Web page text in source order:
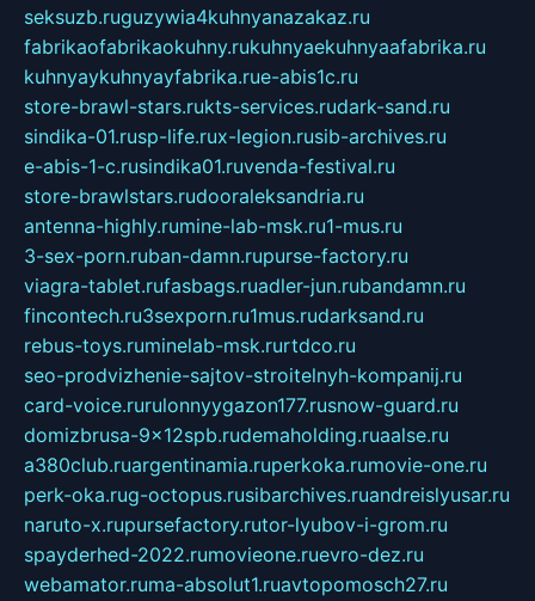
seksuzb.ruguzywia4kuhnyanazakaz.ru
fabrikaofabrikaokuhny.rukuhnyaekuhnyaafabrika.ru
kuhnyaykuhnyayfabrika.rue-abis1c.ru
store-brawl-stars.rukts-services.rudark-sand.ru
sindika-01.rusp-life.rux-legion.rusib-archives.ru
e-abis-1-c.rusindika01.ruvenda-festival.ru
store-brawlstars.rudooraleksandria.ru
antenna-highly.rumine-lab-msk.ru1-mus.ru
3-sex-porn.ruban-damn.rupurse-factory.ru
viagra-tablet.rufasbags.ruadler-jun.rubandamn.ru
fincontech.ru3sexporn.ru1mus.rudarksand.ru
rebus-toys.ruminelab-msk.rurtdco.ru
seo-prodvizhenie-sajtov-stroitelnyh-kompanij.ru
card-voice.rurulonnyygazon177.rusnow-guard.ru
domizbrusa-9x12spb.rudemaholding.ruaalse.ru
a380club.ruargentinamia.ruperkoka.rumovie-one.ru
perk-oka.rug-octopus.rusibarchives.ruandreislyusar.ru
naruto-x.rupursefactory.rutor-lyubov-i-grom.ru
spayderhed-2022.rumovieone.ruevro-dez.ru
webamator.ruma-absolut1.ruavtopomosch27.ru